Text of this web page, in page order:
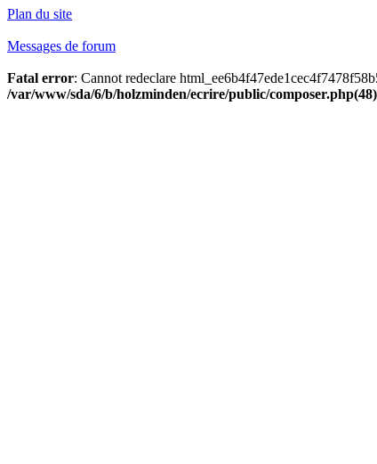
Plan du site
Messages de forum
Fatal error: Cannot redeclare
/var/www/sda/6/b/holzminden/ecrire/public/